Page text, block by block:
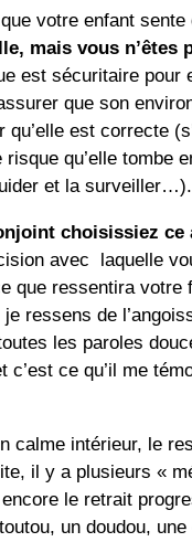
votre enfant
mais vous n’êtes
est sécuritaire
que son
est correcte
risque qu’elle
et la surveiller…).
choisissiez ce
avec laquelle
que ressentira
ressens de
les paroles
ce qu’il me
calme intérieur, le
il y a plusieurs «
le retrait
un doudou,